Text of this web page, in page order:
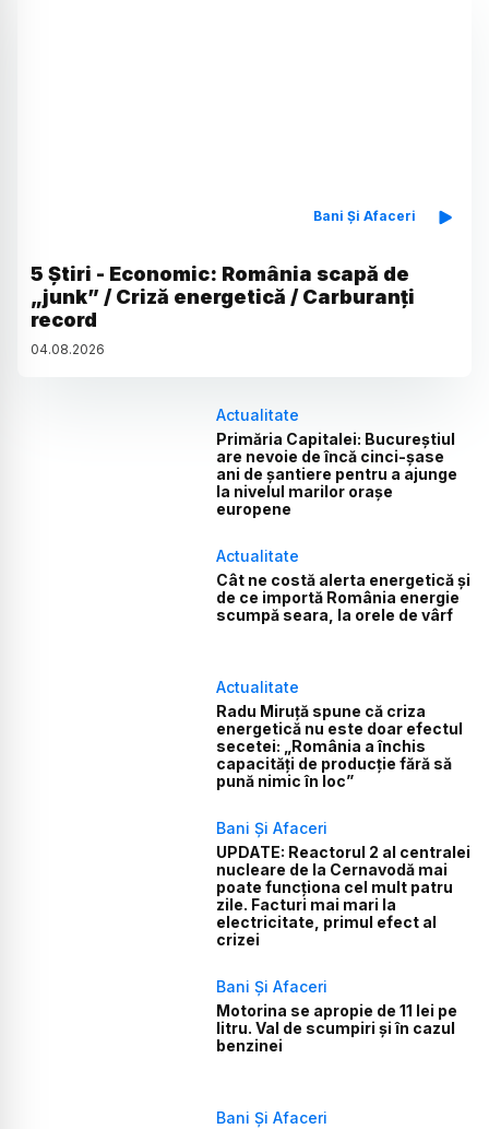
Bani Și Afaceri
5 Știri - Economic: România scapă de
„junk” / Criză energetică / Carburanți
record
04.08.2026
Actualitate
Primăria Capitalei: Bucureștiul
are nevoie de încă cinci-șase
ani de șantiere pentru a ajunge
la nivelul marilor orașe
europene
Actualitate
Cât ne costă alerta energetică și
de ce importă România energie
scumpă seara, la orele de vârf
Actualitate
Radu Miruță spune că criza
energetică nu este doar efectul
secetei: „România a închis
capacități de producție fără să
pună nimic în loc”
Bani Și Afaceri
UPDATE: Reactorul 2 al centralei
nucleare de la Cernavodă mai
poate funcționa cel mult patru
zile. Facturi mai mari la
electricitate, primul efect al
crizei
Bani Și Afaceri
Motorina se apropie de 11 lei pe
litru. Val de scumpiri și în cazul
benzinei
Bani Și Afaceri